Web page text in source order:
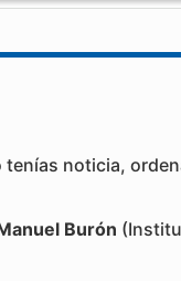
noticia,
Burón